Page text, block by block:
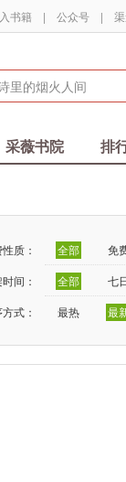
书籍 | 公众号 |
采薇书院 排
质： 全部
免
时间：
全部
七
式：
最热 最